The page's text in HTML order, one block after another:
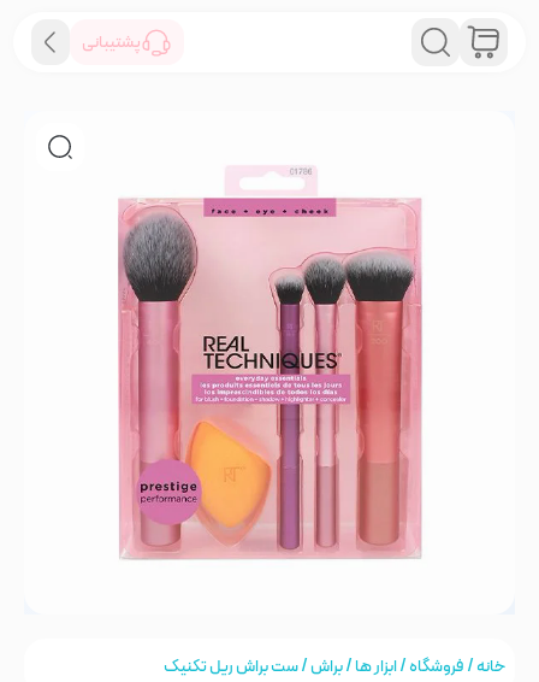
پشتیبانی
خانه/فروشگاه/ابزار ها/براش/ ست براش ریل تکنیک